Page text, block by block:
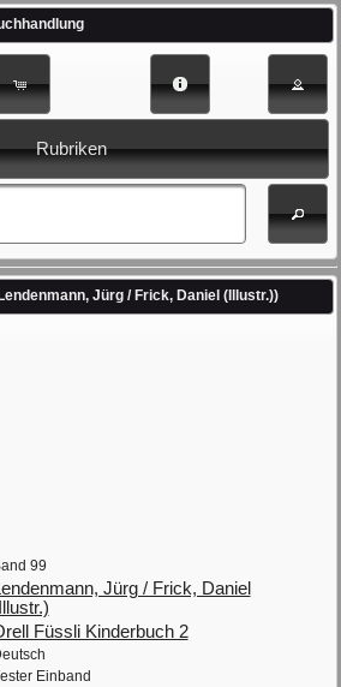
Rubriken
Jürg / Frick, Daniel (Illustr.))
99
Jürg / Frick, Daniel
Füssli Kinderbuch 2
Einband